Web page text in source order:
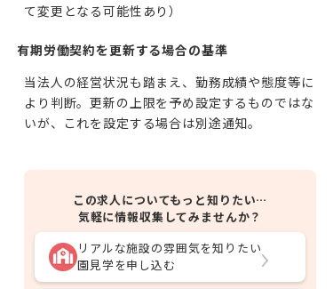
て変更となる可能性あり）
有期労働契約を更新する場合の基準
当法人の経営状況も踏まえ、勤務成績や態度等に
より判断。更新の上限を予め設定するものではな
いが、これを設定する場合は別途通知。
この求人についてもっと知りたい…
気軽に情報収集してみませんか？
リアルな施設の雰囲気を知りたい
園見学を申し込む